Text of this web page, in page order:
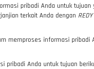
pribadi Anda untuk
terkait Anda dengan REDY
memproses informasi pribadi
pribadi Anda untuk tujuan